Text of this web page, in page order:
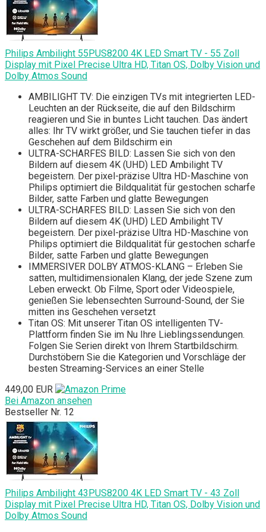
Philips Ambilight 55PUS8200 4K LED Smart TV - 55 Zoll
Display mit Pixel Precise Ultra HD, Titan OS, Dolby Vision und
Dolby Atmos Sound
AMBILIGHT TV: Die einzigen TVs mit integrierten LED-
Leuchten an der Rückseite, die auf den Bildschirm
reagieren und Sie in buntes Licht tauchen. Das ändert
alles: Ihr TV wirkt größer, und Sie tauchen tiefer in das
Geschehen auf dem Bildschirm ein
ULTRA-SCHARFES BILD: Lassen Sie sich von den
Bildern auf diesem 4K (UHD) LED Ambilight TV
begeistern. Der pixel-präzise Ultra HD-Maschine von
Philips optimiert die Bildqualität für gestochen scharfe
Bilder, satte Farben und glatte Bewegungen
ULTRA-SCHARFES BILD: Lassen Sie sich von den
Bildern auf diesem 4K (UHD) LED Ambilight TV
begeistern. Der pixel-präzise Ultra HD-Maschine von
Philips optimiert die Bildqualität für gestochen scharfe
Bilder, satte Farben und glatte Bewegungen
IMMERSIVER DOLBY ATMOS-KLANG – Erleben Sie
satten, multidimensionalen Klang, der jede Szene zum
Leben erweckt. Ob Filme, Sport oder Videospiele,
genießen Sie lebensechten Surround-Sound, der Sie
mitten ins Geschehen versetzt
Titan OS: Mit unserer Titan OS intelligenten TV-
Plattform finden Sie im Nu Ihre Lieblingssendungen.
Folgen Sie Serien direkt von Ihrem Startbildschirm.
Durchstöbern Sie die Kategorien und Vorschläge der
besten Streaming-Services an einer Stelle
449,00 EUR
Bei Amazon ansehen
Bestseller Nr. 12
Philips Ambilight 43PUS8200 4K LED Smart TV - 43 Zoll
Display mit Pixel Precise Ultra HD, Titan OS, Dolby Vision und
Dolby Atmos Sound